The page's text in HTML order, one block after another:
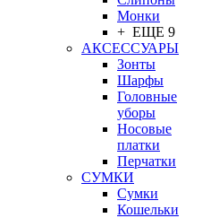
Монки
+ ЕЩЕ 9
АКСЕССУАРЫ
Зонты
Шарфы
Головные
уборы
Носовые
платки
Перчатки
СУМКИ
Сумки
Кошельки